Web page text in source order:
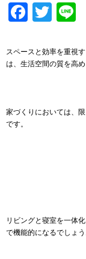
スペースと効率を重視
は、生活空間の質を高
家づくりにおいては、
です。
リビングと寝室を一体
で機能的になるでしょう